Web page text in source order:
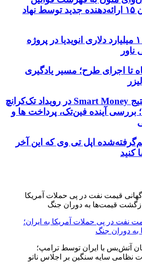
MiCA؛ افزودن ۱۵ ارائه‌دهنده جدید توسط نهاد
سرمایه‌گذاری ۱ میلیارد دلاری انویدیا در پروژه
تا اجرای طرح؛ مسیر یادگیری
رونمایی از استیج Smart Money در رویداد تک‌کرانچ
دیسراپ ۲۰۲۶؛ بررسی آینده فین‌تک، پرداخت‌ ها و
اپل تی وی که این آخر
کنید
نفت در پی حملات آمریکا به ایران؛
دوران جنگ